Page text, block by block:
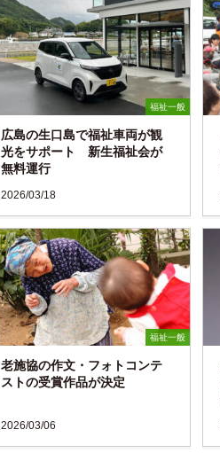
福祉一般
広島の生口島で福祉車両が観
光をサポート 新生福祉会が
無料運行
2026/03/18
福祉一般
老施協の作文・フォトコンテ
ストの受賞作品が決定
2026/03/06